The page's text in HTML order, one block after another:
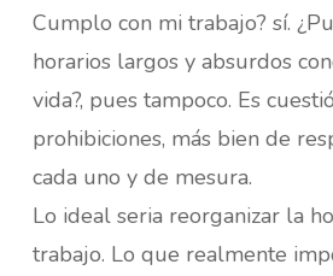
Cumplo con mi trabajo? sí.
horarios largos y absurdos
vida?, pues tampoco. Es
prohibiciones, más bien de
cada uno y de mesura.
Lo ideal seria reorganizar la
trabajo. Lo que realmente